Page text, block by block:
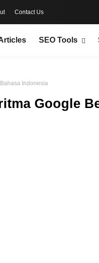
Contact Us
SEO Tools
Indonesia
Google